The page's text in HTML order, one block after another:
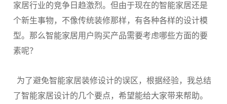
家居行业的竞争日趋激烈。但由于现在的智能家居还是
个新生事物，不像传统装修那样，有各种各样的设计模
型。那么智能家居用户购买产品需要考虑哪些方面的要
素呢？
为了避免智能家居装修设计的误区，根据经验，我总结
了智能家居设计的几个要点，希望能给大家带来帮助。